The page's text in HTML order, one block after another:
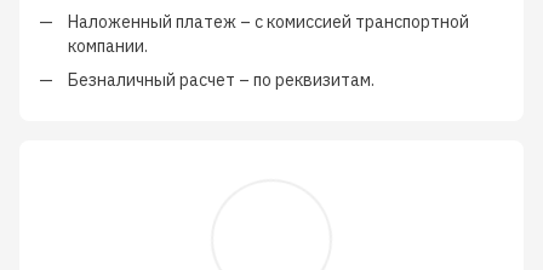
Наложенный платеж – скомиссией транспортной
компании.
Безналичный расчет – по реквизитам.